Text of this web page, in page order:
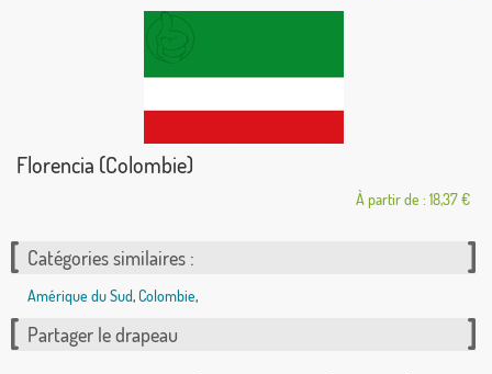
Florencia (Colombie)
À partir de : 18,37 €
Catégories similaires :
Amérique du Sud,Colombie,
Partager le drapeau